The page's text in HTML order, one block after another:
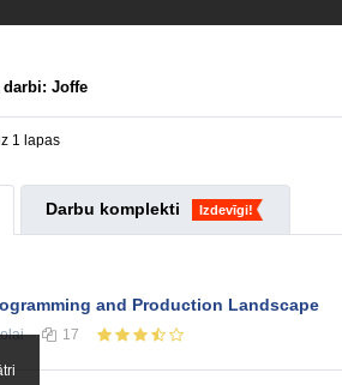
darbi: Joffe
1 lapas
Darbu komplekti Izdevīgi!
and Production Landscape
17